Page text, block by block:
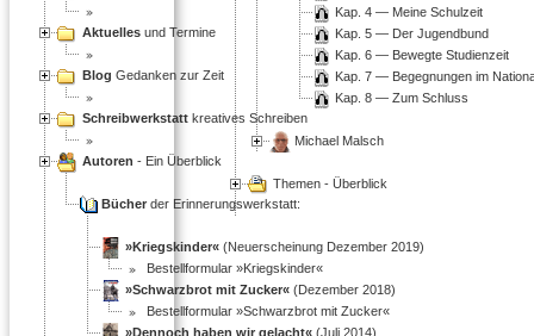
Kap. 4 — Meine Schulzeit
Kap. 5 — Der Jugendbund
Kap. 6 — Bewegte Studienzeit
Kap. 7 — Begegnungen im
Kap. 8 — Zum Schluss
Michael Malsch
Themen - Überblick
Aktuelles und Termine
Blog Gedanken zur Zeit
Schreibwerkstatt kreatives Schreiben
Autoren - Ein Überblick
Bücher der Erinnerungswerkstatt:
»Kriegskinder« (Neuerscheinung Dezember 2019)
Bestellformular »Kriegskinder«
»Schwarzbrot mit Zucker« (Dezember 2018)
Bestellformular »Schwarzbrot mit Zucker«
»Dennoch haben wir gelacht« (Juli 2014)